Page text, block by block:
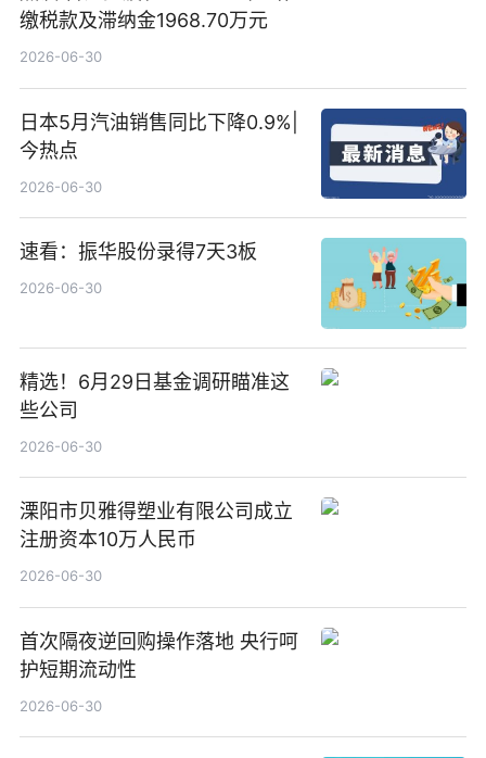
缴税款及滞纳金1968.70万元
2026-06-30
日本5月汽油销售同比下降0.9%|
今热点
2026-06-30
速看：振华股份录得7天3板
2026-06-30
精选！6月29日基金调研瞄准这
些公司
2026-06-30
溧阳市贝雅得塑业有限公司成立
注册资本10万人民币
2026-06-30
首次隔夜逆回购操作落地 央行呵
护短期流动性
2026-06-30